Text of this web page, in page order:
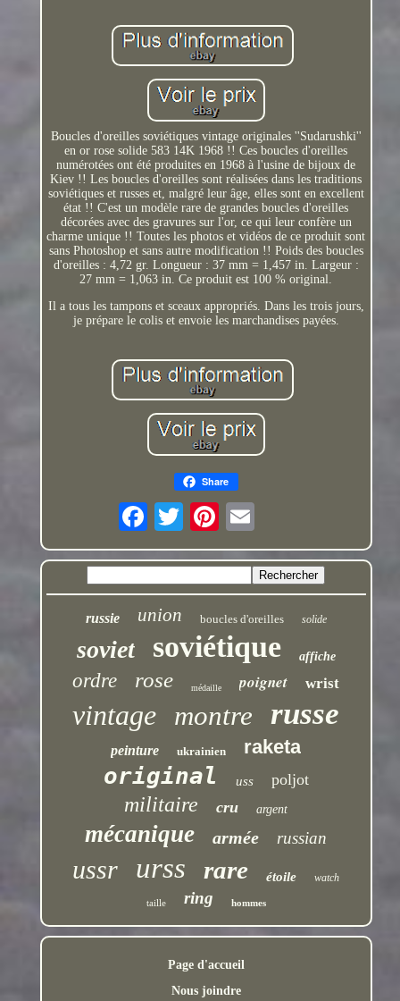
Boucles d'oreilles soviétiques vintage originales ''Sudarushki''
en or rose solide 583 14K 1968 !! Ces boucles d'oreilles
numérotées ont été produites en 1968 à l'usine de bijoux de
Kiev !! Les boucles d'oreilles sont réalisées dans les traditions
soviétiques et russes et, malgré leur âge, elles sont en excellent
état !! C'est un modèle rare de grandes boucles d'oreilles
décorées avec des gravures sur l'or, ce qui leur confère un
charme unique !! Toutes les photos et vidéos de ce produit sont
sans Photoshop et sans autre modification !! Poids des boucles
d'oreilles : 4,72 gr. Longueur : 37 mm = 1,457 in. Largeur :
27 mm = 1,063 in. Ce produit est 100 % original.
Il a tous les tampons et sceaux appropriés. Dans les trois jours,
je prépare le colis et envoie les marchandises payées.
Share
russie union boucles d'oreilles solide
soviet soviétique affiche
ordre rose médaille poignet wrist
vintage montre russe
peinture ukrainien raketa
original uss poljot
militaire cru argent
mécanique armée russian
ussr urss rare étoile watch
taille ring hommes
Page d'accueil
Nous joindre